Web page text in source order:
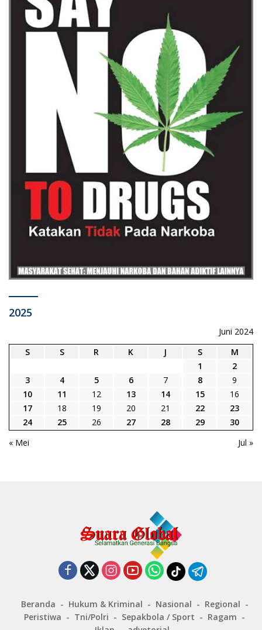
2025
Juni 2024
S
S R K J S
M
1
2
3
4 5 6 7 8
9
10
11 12 13 14 15
16
17
18 19 20 21 22
23
24
25 26 27 28 29
30
« Mei
Jul »
Beranda Hukum & Kriminal Nasional
Regional
Peristiwa
Tni/Polri Sepakbola / Sport
Ragam